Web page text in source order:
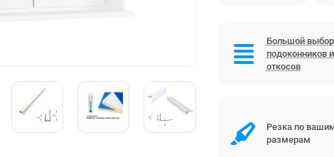
Большой выбор
подоконников и
откосов
Резка по
размерам